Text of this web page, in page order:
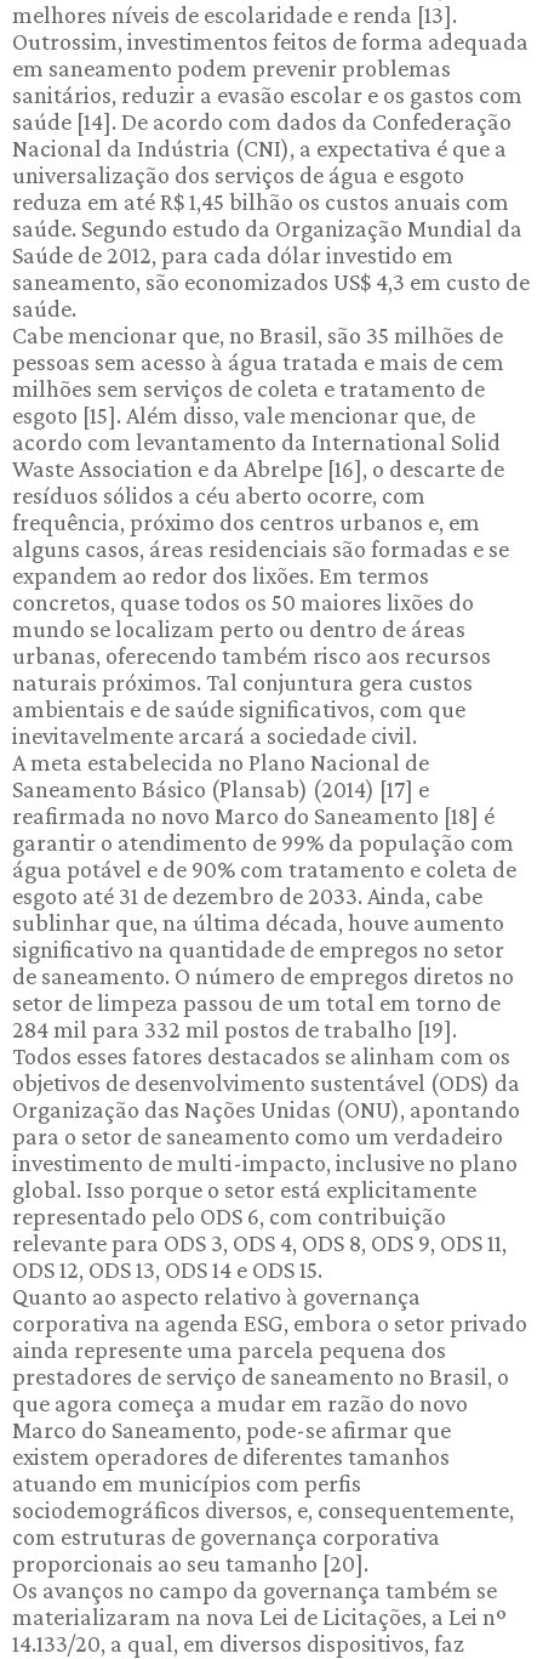
melhores níveis de escolaridade e renda [13].
Outrossim, investimentos feitos de forma adequada
em saneamento podem prevenir problemas
sanitários, reduzir a evasão escolar e os gastos com
saúde [14]. De acordo com dados da Confederação
Nacional da Indústria (CNI), a expectativa é que a
universalização dos serviços de água e esgoto
reduza em até R$ 1,45 bilhão os custos anuais com
saúde. Segundo estudo da Organização Mundial da
Saúde de 2012, para cada dólar investido em
saneamento, são economizados US$ 4,3 em custo de
saúde.
Cabe mencionar que, no Brasil, são 35 milhões de
pessoas sem acesso à água tratada e mais de cem
milhões sem serviços de coleta e tratamento de
esgoto [15]. Além disso, vale mencionar que, de
acordo com levantamento da International Solid
Waste Association e da Abrelpe [16], o descarte de
resíduos sólidos a céu aberto ocorre, com
frequência, próximo dos centros urbanos e, em
alguns casos, áreas residenciais são formadas e se
expandem ao redor dos lixões. Em termos
concretos, quase todos os 50 maiores lixões do
mundo se localizam perto ou dentro de áreas
urbanas, oferecendo também risco aos recursos
naturais próximos. Tal conjuntura gera custos
ambientais e de saúde significativos, com que
inevitavelmente arcará a sociedade civil.
A meta estabelecida no Plano Nacional de
Saneamento Básico (Plansab) (2014) [17] e
reafirmada no novo Marco do Saneamento [18] é
garantir o atendimento de 99% da população com
água potável e de 90% com tratamento e coleta de
esgoto até 31 de dezembro de 2033. Ainda, cabe
sublinhar que, na última década, houve aumento
significativo na quantidade de empregos no setor
de saneamento. O número de empregos diretos no
setor de limpeza passou de um total em torno de
284 mil para 332 mil postos de trabalho [19].
Todos esses fatores destacados se alinham com os
objetivos de desenvolvimento sustentável (ODS) da
Organização das Nações Unidas (ONU), apontando
para o setor de saneamento como um verdadeiro
investimento de multi-impacto, inclusive no plano
global. Isso porque o setor está explicitamente
representado pelo ODS 6, com contribuição
relevante para ODS 3, ODS 4, ODS 8, ODS 9, ODS 11,
ODS 12, ODS 13, ODS 14 e ODS 15.
Quanto ao aspecto relativo à governança
corporativa na agenda ESG, embora o setor privado
ainda represente uma parcela pequena dos
prestadores de serviço de saneamento no Brasil, o
que agora começa a mudar em razão do novo
Marco do Saneamento, pode-se afirmar que
existem operadores de diferentes tamanhos
atuando em municípios com perfis
sociodemográficos diversos, e, consequentemente,
com estruturas de governança corporativa
proporcionais ao seu tamanho [20].
Os avanços no campo da governança também se
materializaram na nova Lei de Licitações, a Lei nº
14.133/20, a qual, em diversos dispositivos, faz